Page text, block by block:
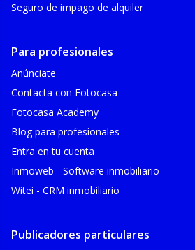
Seguro de impago de alquiler
Para profesionales
Anúnciate
Contacta con Fotocasa
Fotocasa Academy
Blog para profesionales
Entra en tu cuenta
Inmoweb - Software inmobiliario
Witei - CRM inmobiliario
Publicadores particulares